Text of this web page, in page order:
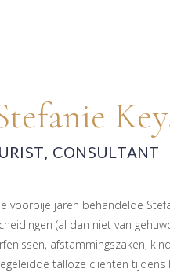
CONSULTANT
voorbije jaren behandelde
(al dan niet van
afstammingszaken,
talloze cliënten